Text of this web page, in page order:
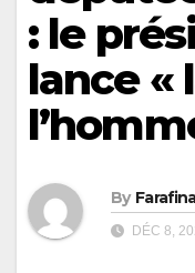
: le
lance «
By
DÉC 8,